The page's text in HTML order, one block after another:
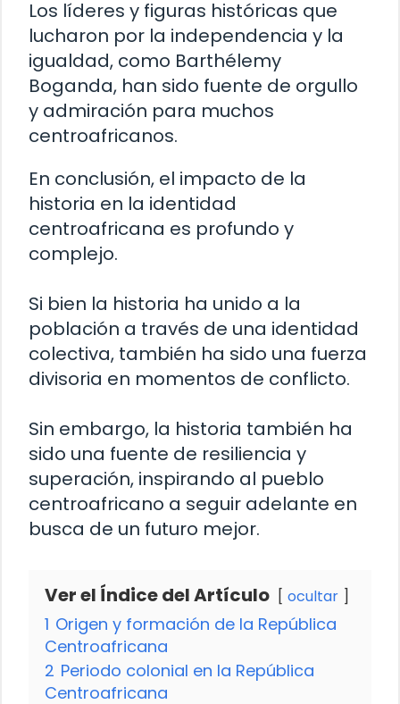
Los líderes y figuras históricas que
lucharon por la independencia y la
igualdad, como Barthélemy
Boganda, han sido fuente de orgullo
y admiración para muchos
centroafricanos.
En conclusión, el impacto de la
historia en la identidad
centroafricana es profundo y
complejo.
Si bien la historia ha unido a la
población a través de una identidad
colectiva, también ha sido una fuerza
divisoria en momentos de conflicto.
Sin embargo, la historia también ha
sido una fuente de resiliencia y
superación, inspirando al pueblo
centroafricano a seguir adelante en
busca de un futuro mejor.
Ver el Índice del Artículo ocultar
1 Origen y formación de la República
Centroafricana
2 Periodo colonial en la República
Centroafricana